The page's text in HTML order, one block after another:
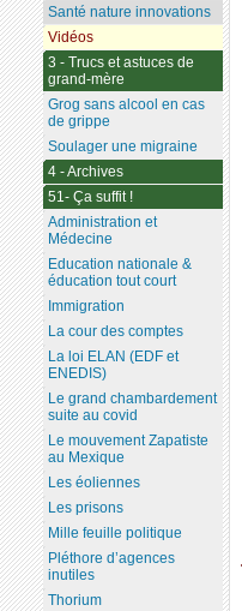
Santé nature innovations
Vidéos
3 - Trucs et astuces de
grand-mère
Grog sans alcool en cas
de grippe
Soulager une migraine
4 - Archives
51- Ça suffit !
Administration et
Médecine
Education nationale &
éducation tout court
Immigration
La cour des comptes
La loi ELAN (EDF et
ENEDIS)
Le grand chambardement
suite au covid
Le mouvement Zapatiste
au Mexique
Les éoliennes
Les prisons
Mille feuille politique
Pléthore d’agences
inutiles
Thorium